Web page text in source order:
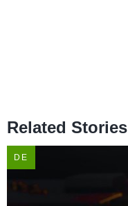
Related Stories
DE